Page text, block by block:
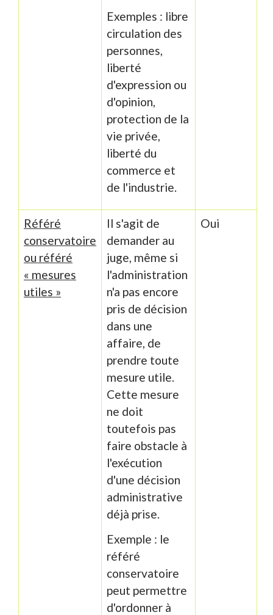
Exemples : libre
circulation des
personnes,
liberté
d'expression ou
d'opinion,
protection de la
vie privée,
liberté du
commerce et
de l'industrie.
Référé
conservatoire
ou référé
« mesures
utiles »
Il s'agit de
demander au
juge, même si
l'administration
n'a pas encore
pris de décision
dans une
affaire, de
prendre toute
mesure utile.
Cette mesure
ne doit
toutefois pas
faire obstacle à
l'exécution
d'une décision
administrative
déjà prise.
Exemple : le
référé
conservatoire
peut permettre
d'ordonner à
Oui